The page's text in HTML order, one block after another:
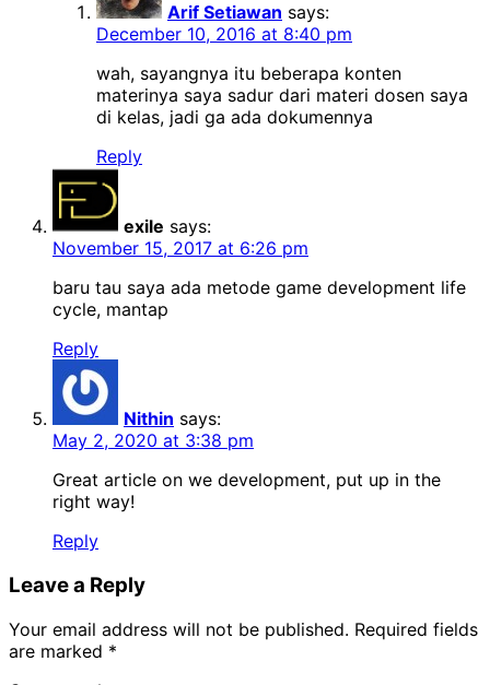
Arif Setiawan says:
December 10, 2016 at 8:40 pm
wah, sayangnya itu beberapa konten
materinya saya sadur dari materi dosen saya
di kelas, jadi ga ada dokumennya
Reply
exile says:
November 15, 2017 at 6:26 pm
baru tau saya ada metode game development life
cycle, mantap
Reply
Nithin says:
May 2, 2020 at 3:38 pm
Great article on we development, put up in the
right way!
Reply
Leave a Reply
Your email address will not be published. Required fields
are marked *